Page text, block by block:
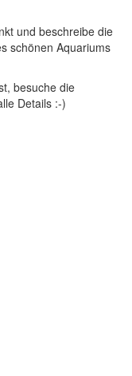
und beschreibe die
schönen Aquariums
besuche die
Details :-)